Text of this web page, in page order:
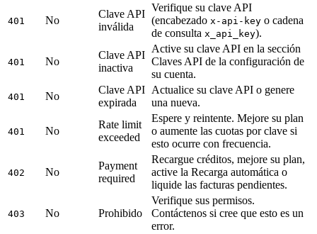
401 No
Clave API
inválida
Verifique su clave API
(encabezado x-api-key o cadena
de consulta x_api_key).
401 No
Clave API
inactiva
Active su clave API en la sección
Claves API de la configuración de
su cuenta.
401 No
Clave API
expirada
Actualice su clave API o genere
una nueva.
401 No
Rate limit
exceeded
Espere y reintente. Mejore su plan
o aumente las cuotas por clave si
esto ocurre con frecuencia.
402 No
Payment
required
Recargue créditos, mejore su plan,
active la Recarga automática o
liquide las facturas pendientes.
403 No Prohibido
Verifique sus permisos.
Contáctenos si cree que esto es un
error.